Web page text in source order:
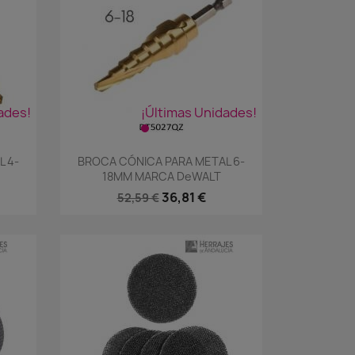
4-
¡Últimas Unidades!
Vista rápida
BROCA CÓNICA PARA METAL 6-
18MM MARCA DeWALT
52,59 € 36,81 €